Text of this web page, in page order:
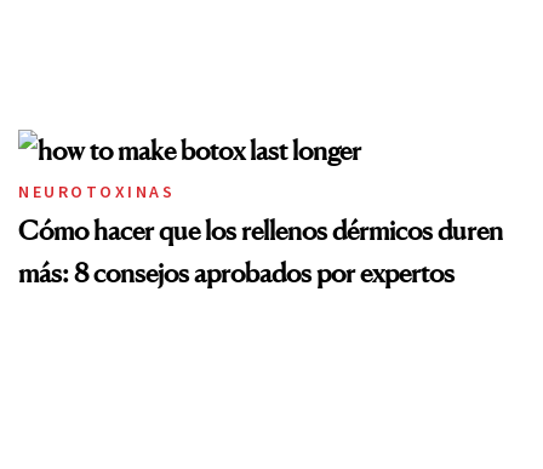
NEUROTOXINAS
Cómo hacer que los rellenos dérmicos duren
más: 8 consejos aprobados por expertos